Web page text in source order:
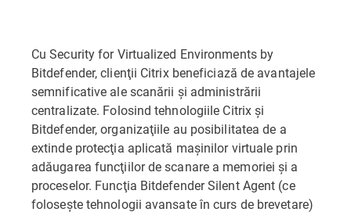
Cu Security for Virtualized Environments by
Bitdefender, clienţii Citrix beneficiază de avantajele
semnificative ale scanării şi administrării
centralizate. Folosind tehnologiile Citrix şi
Bitdefender, organizaţiile au posibilitatea de a
extinde protecţia aplicată maşinilor virtuale prin
adăugarea funcţiilor de scanare a memoriei şi a
proceselor. Funcţia Bitdefender Silent Agent (ce
foloseşte tehnologii avansate în curs de brevetare)